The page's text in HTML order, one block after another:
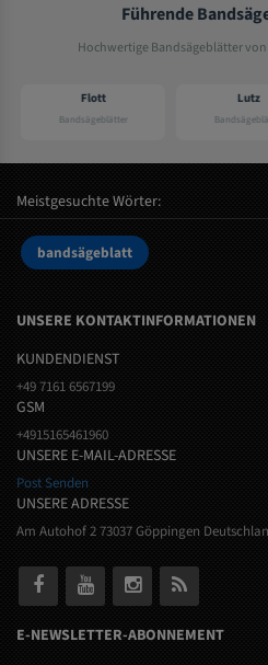
Führende
Hochwertige Bandsägeblätter
Flott
Bandsägeblätter
Lutz
Meistgesuchte Wörter:
bandsägeblatt
UNSERE KONTAKTINFORMATIONEN
KUNDENDIENST
+49 7161 6567199
GSM
+4915165461960
UNSERE E-MAIL-ADRESSE
Post Senden
UNSERE ADRESSE
Am Autohof 2 73037 Göppingen
E-NEWSLETTER-ABONNEMENT